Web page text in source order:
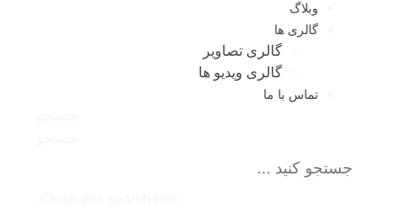
وبلاگ
گالری ها
گالری تصاویر
گالری ویدیو ها
تماس با ما